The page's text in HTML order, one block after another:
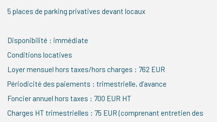
5 places de parking privatives devant locaux
Disponibilité : immédiate
Conditions locatives
Loyer mensuel hors taxes/hors charges : 762 EUR
Périodicité des paiements : trimestrielle, d’avance
Foncier annuel hors taxes : 700 EUR HT
Charges HT trimestrielles : 75 EUR (comprenant entretien des